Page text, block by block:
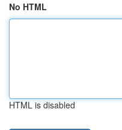
No HTML
HTML is disabled